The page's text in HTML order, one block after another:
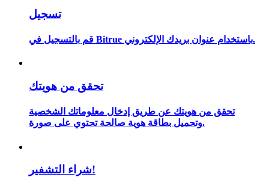
دليل المبتدئين للعقود الآجلة
تسجيل
قم بالتسجيل في Bitrue باستخدام عنوان بريدك الإلكتروني.
تحقق من هويتك
تحقق من هويتك عن طريق إدخال معلوماتك الشخصية
وتحميل بطاقة هوية صالحة تحتوي على صورة.
شراء التشفير!